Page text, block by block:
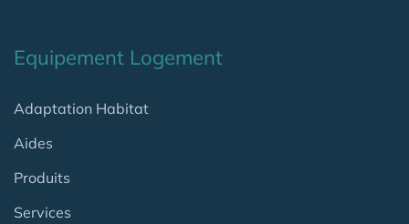
Equipement Logement
Adaptation Habitat
Aides
Produits
Services